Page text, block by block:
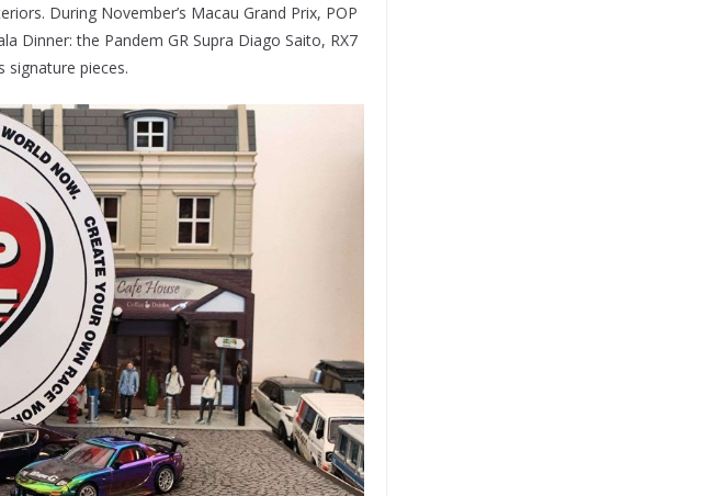
During November’s Macau Grand Prix, POP
Dinner: the Pandem GR Supra Diago Saito, RX7
signature pieces.